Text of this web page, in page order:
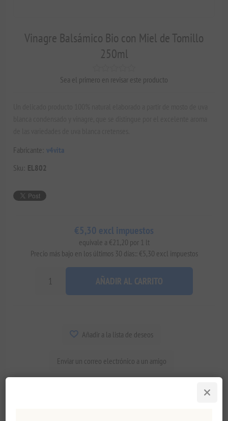
Vinagre Balsámico Bio con Miel de Tomillo
250ml
Sea el primero en revisar este producto
Fabricante: v4vita
Sku: EL802
€5,30 excl impuestos
equivale a €21,20 por 1 lt
Precio más bajo en los últimos 30 días:: €5,30 excl impuestos
AÑADIR AL CARRITO
Añadir a la lista de deseos
Enviar un correo electrónico a un amigo